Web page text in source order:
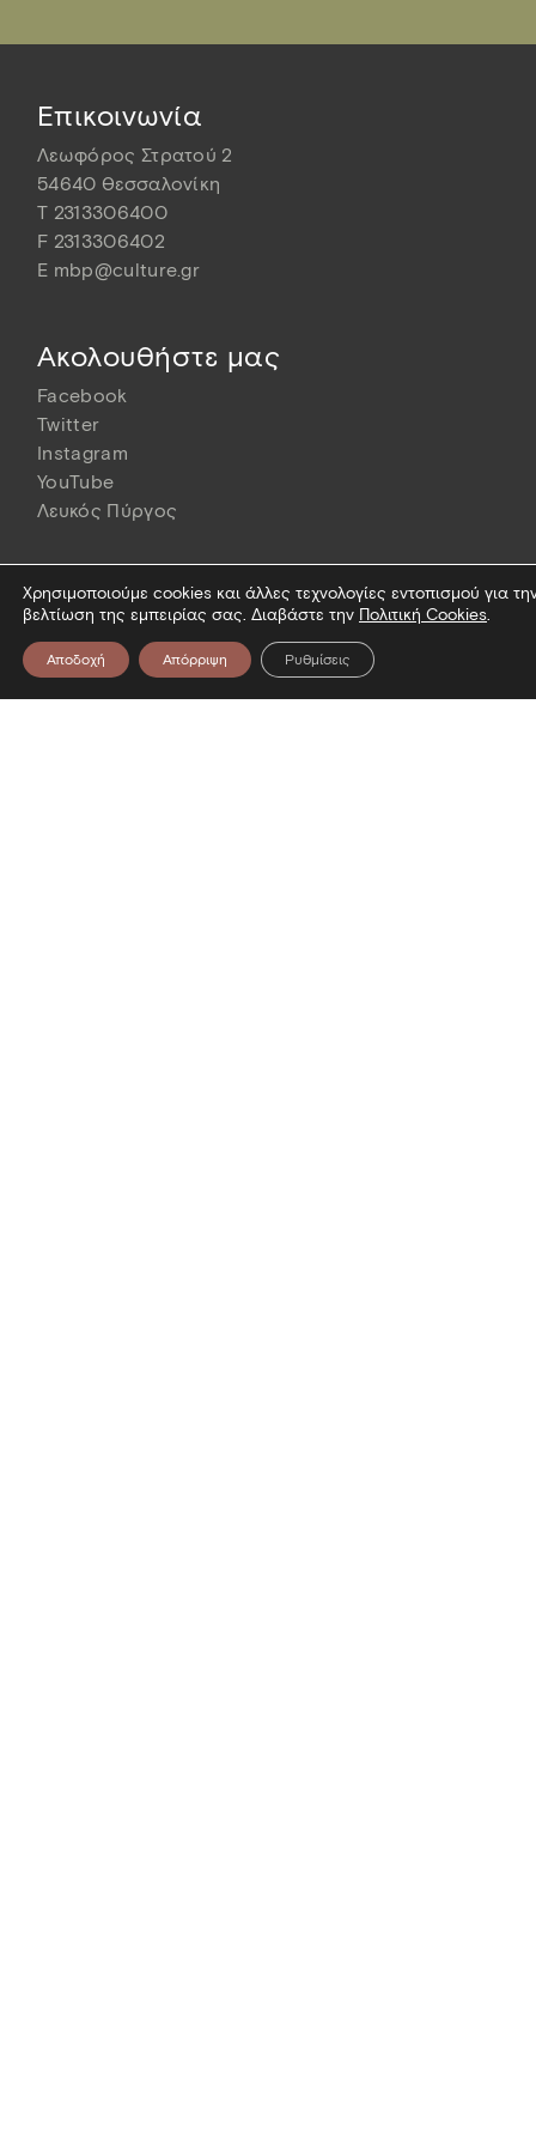
Επικοινωνία
Λεωφόρος Στρατού 2
54640 Θεσσαλονίκη
T 2313306400
F 2313306402
E mbp@culture.gr
Ακολουθήστε μας
Facebook
Twitter
Instagram
YouTube
Λευκός Πύργος
Πληροφορίες
Επίσκεψη
Επικοινωνία
Όροι χρήσης
Χρησιμοποιούμε cookies και άλλες τεχνολογίες εντοπισμού για
βελτίωση της εμπειρίας σας. Διαβάστε την Πολιτική Cookies.
Αποδοχή Απόρριψη Ρυθμίσεις